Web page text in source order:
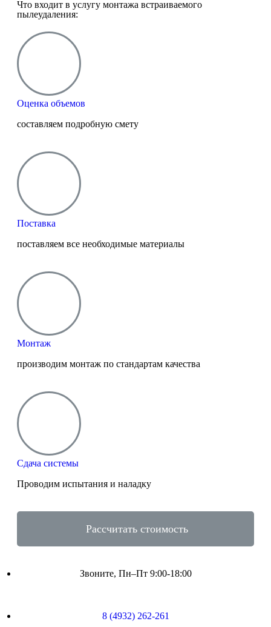
Что входит в услугу монтажа встраиваемого
пылеудаления:
Оценка объемов
составляем подробную смету
Поставка
поставляем все необходимые материалы
Монтаж
производим монтаж по стандартам качества
Сдача системы
Проводим испытания и наладку
Рассчитать стоимость
Звоните, Пн–Пт 9:00-18:00
8 (4932) 262-261